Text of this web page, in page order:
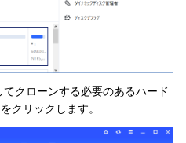
クローンする必要のあるハード
クリックします。